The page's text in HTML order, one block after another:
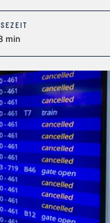
min